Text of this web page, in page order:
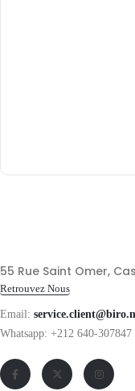
55 Rue Saint Omer,
Retrouvez Nous
Email:
Whatsapp: +212 640-307847